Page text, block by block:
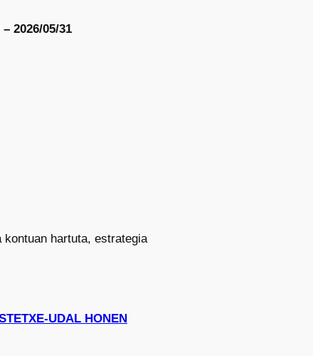
2026/05/31
hartuta, estrategia
UDAL HONEN